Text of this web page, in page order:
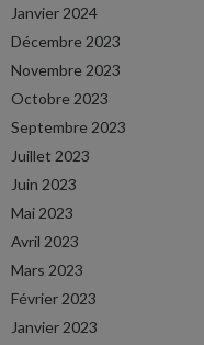
Janvier 2024
Décembre 2023
Novembre 2023
Octobre 2023
Septembre 2023
Juillet 2023
Juin 2023
Mai 2023
Avril 2023
Mars 2023
Février 2023
Janvier 2023